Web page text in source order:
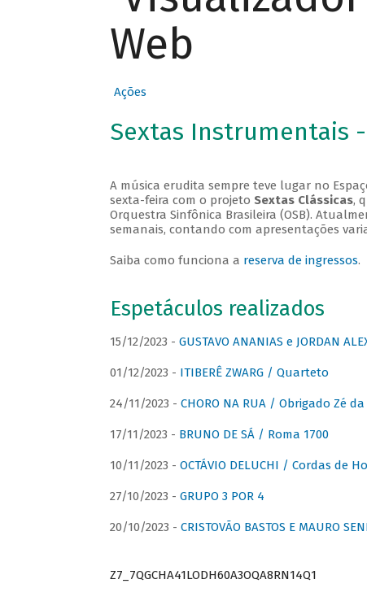
Web
Ações
Sextas Instrumentais
A música erudita sempre teve lugar no
sexta-feira com o projeto Sextas Clássicas,
Orquestra Sinfônica Brasileira (OSB).
semanais, contando com apresentações
Saiba como funciona a reserva de ingressos.
Espetáculos realizados
15/12/2023 - GUSTAVO ANANIAS e JORDAN
01/12/2023 - ITIBERÊ ZWARG / Quarteto
24/11/2023 - CHORO NA RUA / Obrigado Zé
17/11/2023 - BRUNO DE SÁ / Roma 1700
10/11/2023 - OCTÁVIO DELUCHI / Cordas de
27/10/2023 - GRUPO 3 POR 4
20/10/2023 - CRISTOVÃO BASTOS E MAURO
Z7_7QGCHA41LODH60A3OQA8RN14Q1